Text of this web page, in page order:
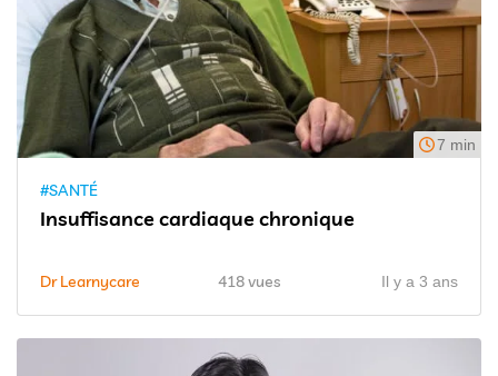
7 min
#SANTÉ
Insuffisance cardiaque chronique
Dr Learnycare 418 vues Il y a 3 ans